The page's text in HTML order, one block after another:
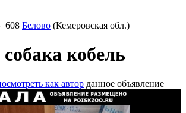
608 Белово (Кемеровская обл.)
кобель
как автор данное объявление